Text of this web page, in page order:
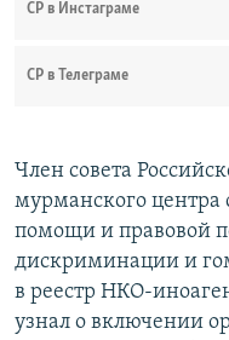
CР в Инстаграме
СР в Телеграме
Член совета
мурманского центра
помощи и правовой
дискриминации и
в реестр НКО-
узнал о включении